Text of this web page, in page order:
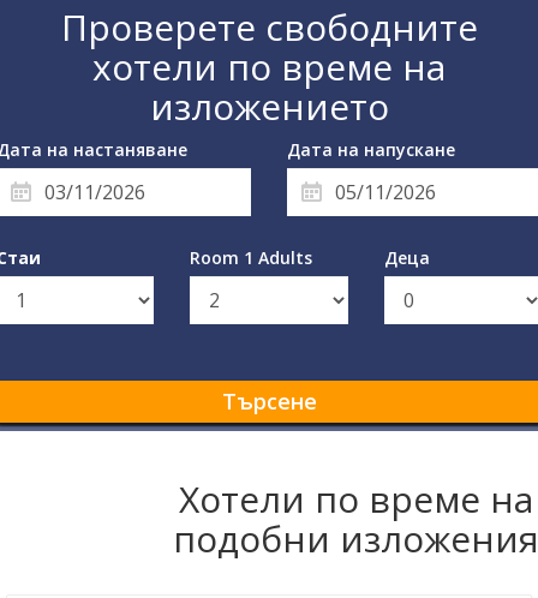
Проверете свободните
хотели по време на
изложението
на настаняване Дата на напускане
Room 1 Adults Деца
Търсене
Хотели по време на
подобни изложения